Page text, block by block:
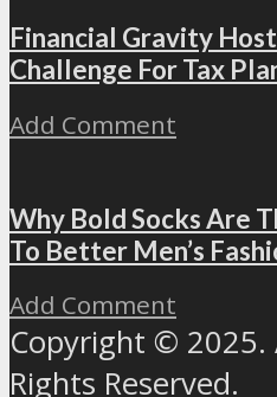
Financial Gravity
Challenge For Tax
Add Comment
Why Bold Socks Are
To Better Men’s
Add Comment
Copyright © 2025.
Rights Reserved.